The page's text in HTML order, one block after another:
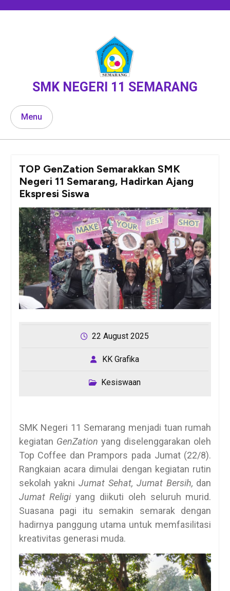
SMK NEGERI 11 SEMARANG
Menu
TOP GenZation Semarakkan SMK
Negeri 11 Semarang, Hadirkan Ajang
Ekspresi Siswa
22 August 2025
KK Grafika
Kesiswaan
SMK Negeri 11 Semarang menjadi tuan rumah
kegiatan GenZation yang diselenggarakan oleh
Top Coffee dan Prampors pada Jumat (22/8).
Rangkaian acara dimulai dengan kegiatan rutin
sekolah yakniJumat Sehat, Jumat Bersih, dan
Jumat Religi yang diikuti oleh seluruh murid.
Suasana pagi itu semakin semarak dengan
hadirnya panggung utama untuk memfasilitasi
kreativitas generasi muda.